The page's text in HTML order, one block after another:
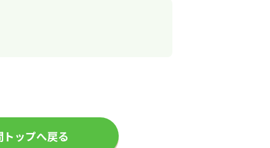
ップへ戻る